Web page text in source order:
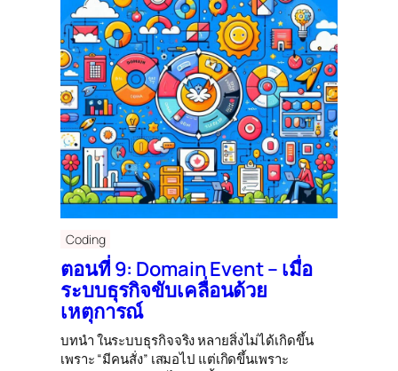
Coding
ตอนที่ 9: Domain Event – เมื่อ
ระบบธุรกิจขับเคลื่อนด้วย
เหตุการณ์
บทนำ ในระบบธุรกิจจริง หลายสิ่งไม่ได้เกิดขึ้น
เพราะ “มีคนสั่ง” เสมอไป แต่เกิดขึ้นเพราะ